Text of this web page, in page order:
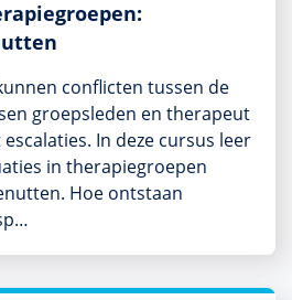
conflicten tussen de
groepsleden en therapeut
In deze cursus leer
in therapiegroepen
Hoe ontstaan